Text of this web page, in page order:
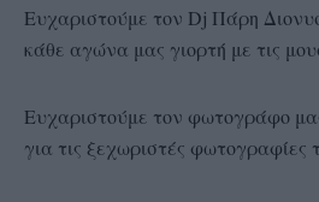
Ευχαριστούμε τον Dj Πάρη
κάθε αγώνα μας γιορτή με τις
Ευχαριστούμε τον φωτογράφο
για τις ξεχωριστές φωτογραφίες